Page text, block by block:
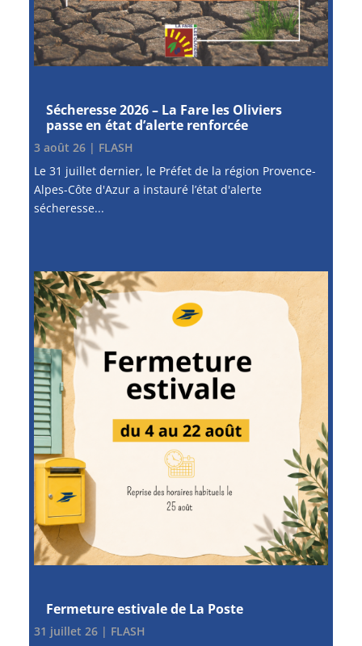
Sécheresse 2026 – La Fare les Oliviers
passe en état d’alerte renforcée
3 août 26| FLASH
Le 31 juillet dernier, le Préfet de la région Provence-
Alpes-Côte d'Azur a instauré l’état d'alerte
sécheresse...
Fermeture estivale de La Poste
31 juillet 26| FLASH